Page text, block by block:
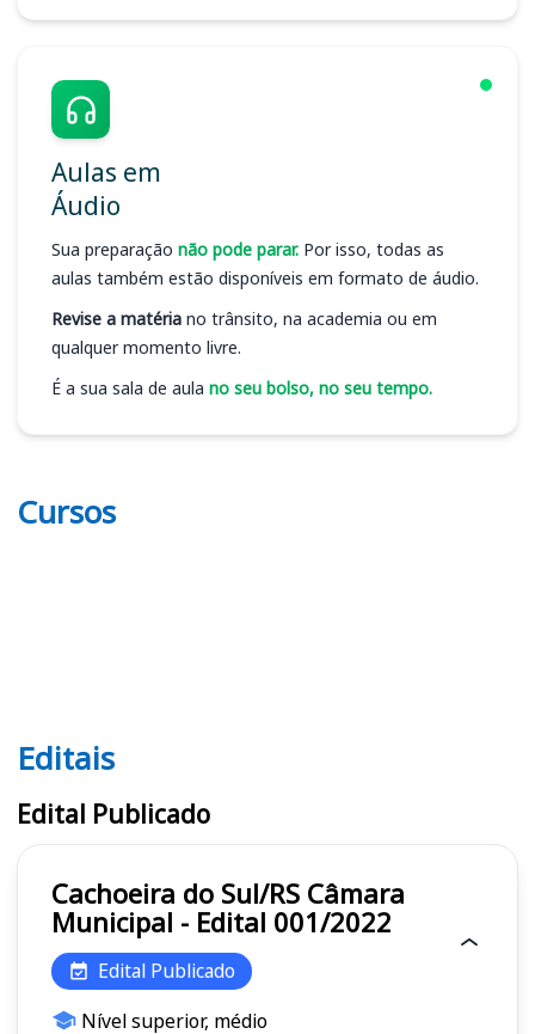
Aulas em
Áudio
Sua preparação não pode parar. Por isso, todas as
aulas também estão disponíveis em formato de áudio.
Revise a matéria no trânsito, na academia ou em
qualquer momento livre.
É a sua sala de aula no seu bolso, no seu tempo.
Cursos
Editais
Editais
Edital Publicado
Cachoeira do Sul/RS Câmara
Municipal - Edital 001/2022
Edital Publicado
Nível superior, médio